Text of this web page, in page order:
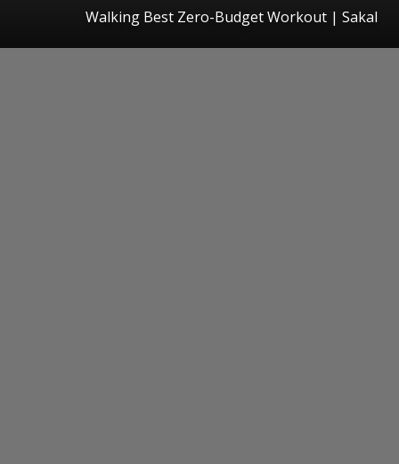
Walking Best Zero-Budget Workout | Sakal